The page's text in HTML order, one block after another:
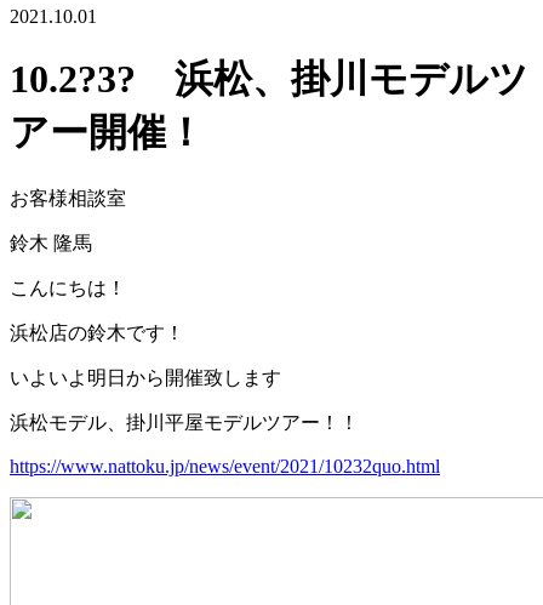
2021.10.01
10.2?3? 浜松、掛川モデルツ
アー開催！
お客様相談室
鈴木 隆馬
こんにちは！
浜松店の鈴木です！
いよいよ明日から開催致します
浜松モデル、掛川平屋モデルツアー！！
https://www.nattoku.jp/news/event/2021/10232quo.html